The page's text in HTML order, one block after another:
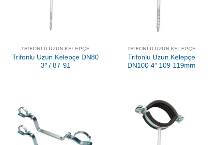
TRIFONLU UZUN KELEPÇE
Trifonlu Uzun Kelepçe DN80
3″ / 87-91
TRIFONLU UZUN KELEPÇE
Trifonlu Uzun Kelepçe
DN100 4″ 109-119mm